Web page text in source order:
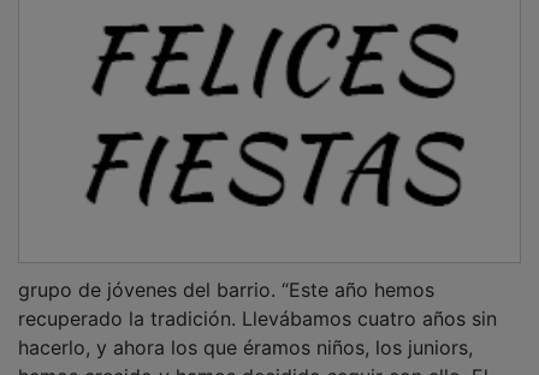
recuperado la tradición. Llevábamos cuatro años sin
hacerlo, y ahora los que éramos niños, los juniors,
hemos crecido y hemos decidido seguir con ello. El